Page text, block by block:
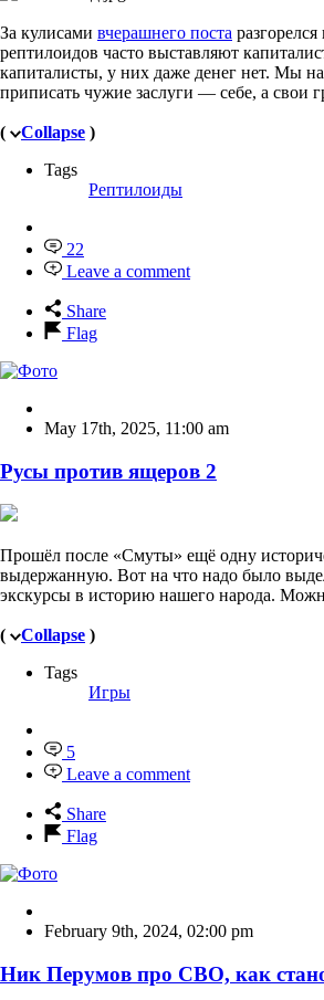
За кулисами вчерашнего поста
рептилоидов часто выставляют
капиталисты, у них даже денег нет. Мы
приписать чужие заслуги — себе, а свои
( Collapse )
Tags
Рептилоиды
22
Leave a comment
Share
Flag
May 17th, 2025, 11:00 am
Русы против ящеров 2
Прошёл после «Смуты» ещё одну
выдержанную. Вот на что надо было
экскурсы в историю нашего народа.
( Collapse )
Tags
Игры
5
Leave a comment
Share
Flag
February 9th, 2024, 02:00 pm
Ник Перумов про СВО, как